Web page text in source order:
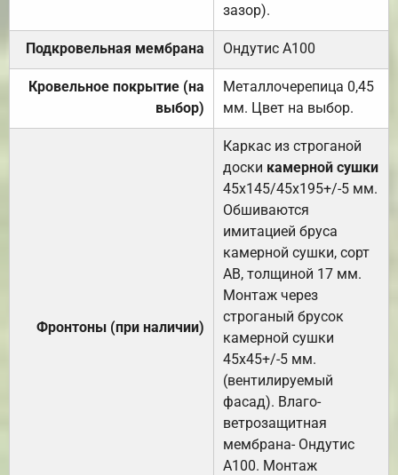
зазор).
Подкровельная мембрана Ондутис А100
Кровельное покрытие (на
выбор)
Металлочерепица 0,45
мм. Цвет на выбор.
Фронтоны (при наличии)
Каркас из строганой
доски камерной сушки
45х145/45х195+/-5 мм.
Обшиваются
имитацией бруса
камерной сушки, сорт
АВ, толщиной 17 мм.
Монтаж через
строганый брусок
камерной сушки
45х45+/-5 мм.
(вентилируемый
фасад). Влаго-
ветрозащитная
мембрана- Ондутис
А100. Монтаж